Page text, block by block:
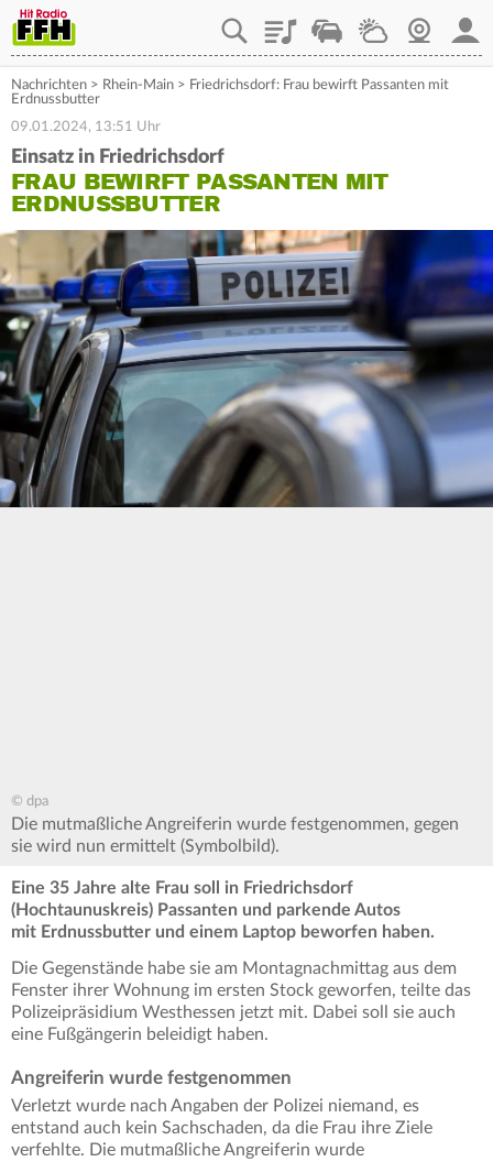
PlaylistStaupilotWetterWebcam
Nachrichten > Rhein-Main > Friedrichsdorf: Frau bewirft Passanten mit
Erdnussbutter
09.01.2024, 13:51 Uhr
Einsatz in Friedrichsdorf
FRAU BEWIRFT PASSANTEN MIT
ERDNUSSBUTTER
© dpa
Die mutmaßliche Angreiferin wurde festgenommen, gegen
sie wird nun ermittelt (Symbolbild).
Eine 35 Jahre alte Frau soll in Friedrichsdorf
(Hochtaunuskreis) Passanten und parkende Autos
mit Erdnussbutter und einem Laptop beworfen haben.
Die Gegenstände habe sie am Montagnachmittag aus dem
Fenster ihrer Wohnung im ersten Stock geworfen, teilte das
Polizeipräsidium Westhessen jetzt mit. Dabei soll sie auch
eine Fußgängerin beleidigt haben.
Angreiferin wurde festgenommen
Verletzt wurde nach Angaben der Polizei niemand, es
entstand auch kein Sachschaden, da die Frau ihre Ziele
verfehlte. Die mutmaßliche Angreiferin wurde